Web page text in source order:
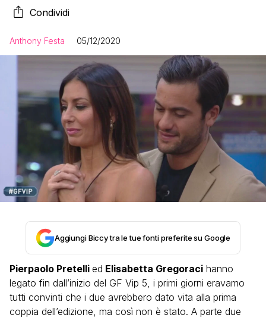
Condividi
Anthony Festa 05/12/2020
Aggiungi Biccy tra le tue fonti preferite su Google
Pierpaolo Pretelli ed Elisabetta Gregoraci hanno
legato fin dall’inizio del GF Vip 5, i primi giorni eravamo
tutti convinti che i due avrebbero dato vita alla prima
coppia dell’edizione, ma così non è stato. A parte due